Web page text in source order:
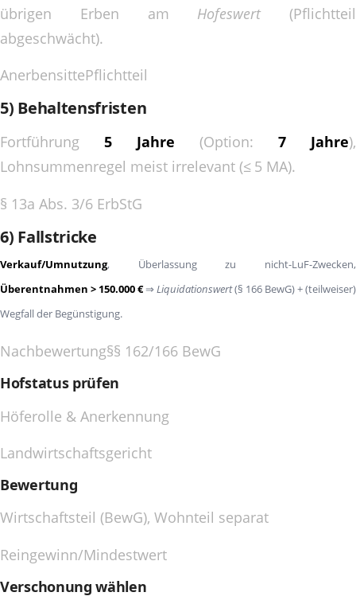
übrigen Erben am Hofeswert(Pflichtteil
abgeschwächt).
AnerbensittePflichtteil
5) Behaltensfristen
Fortführung 5 Jahre (Option: 7 Jahre),
Lohnsummenregel meist irrelevant (≤ 5 MA).
§ 13a Abs. 3/6 ErbStG
6) Fallstricke
Verkauf/Umnutzung, Überlassung zu nicht-LuF-Zwecken,
Überentnahmen > 150.000 €⇒ Liquidationswert(§ 166 BewG) + (teilweiser)
Wegfall der Begünstigung.
Nachbewertung§§ 162/166 BewG
Hofstatus prüfen
Höferolle & Anerkennung
Landwirtschaftsgericht
Bewertung
Wirtschaftsteil (BewG), Wohnteil separat
Reingewinn/Mindestwert
Verschonung wählen